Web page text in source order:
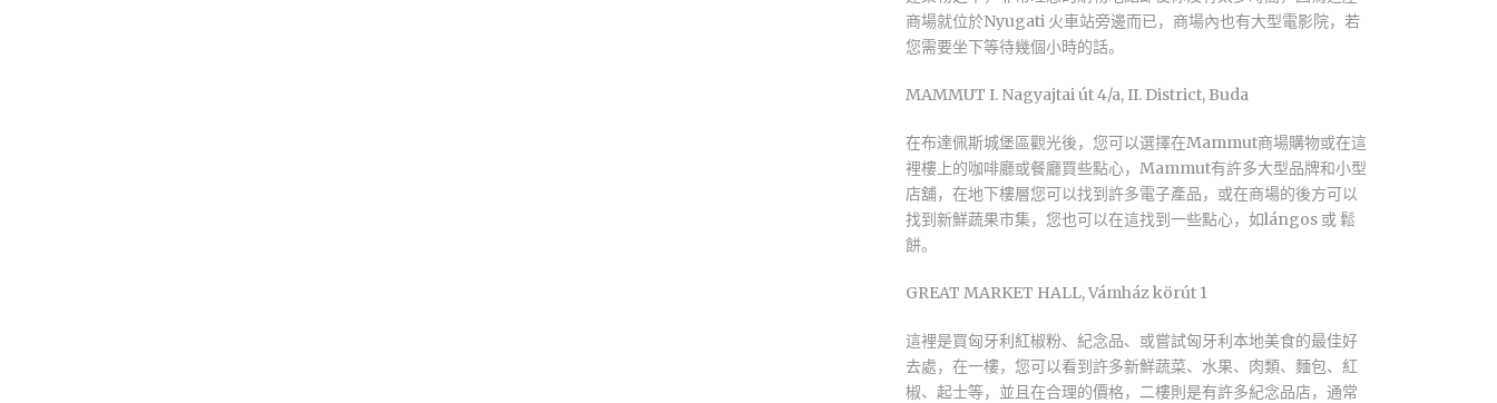
商場就位於Nyugati 火車站旁邊而已，商場內也有大型電影院，若
您需要坐下等待幾個小時的話。
MAMMUT I. Nagyajtai út 4/a, II. District, Buda
在布達佩斯城堡區觀光後，您可以選擇在Mammut商場購物或在這
裡樓上的咖啡廳或餐廳買些點心，Mammut有許多大型品牌和小型
店舖，在地下樓層您可以找到許多電子產品，或在商場的後方可以
找到新鮮蔬果市集，您也可以在這找到一些點心，如lángos 或 鬆
餅。
GREAT MARKET HALL, Vámház körút 1
這裡是買匈牙利紅椒粉、紀念品、或嘗試匈牙利本地美食的最佳好
去處，在一樓，您可以看到許多新鮮蔬菜、水果、肉類、麵包、紅
椒、起士等，並且在合理的價格，二樓則是有許多紀念品店，通常